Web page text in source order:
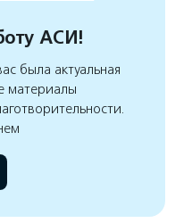
АСИ!
была актуальная
материалы